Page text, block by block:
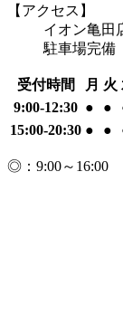
【アクセス】
イオン亀田
駐車場完備
受付時間 月 火
9:00-12:30 ● ●
15:00-20:30 ● ●
◎：9:00～16:00